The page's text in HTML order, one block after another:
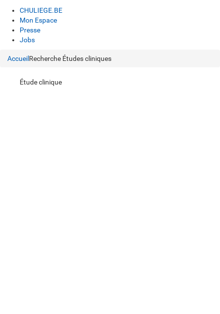
CHULIEGE.BE
Mon Espace
Presse
Jobs
Accueil Recherche Études cliniques
Étude clinique